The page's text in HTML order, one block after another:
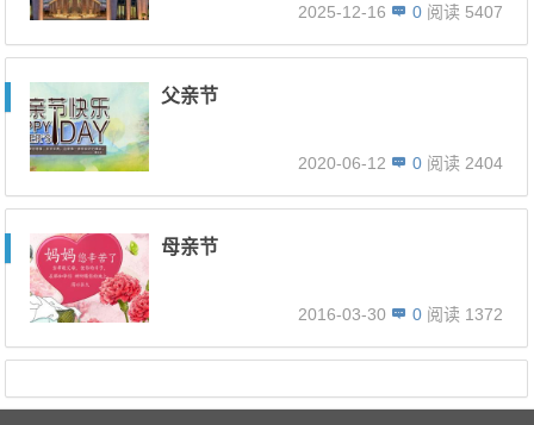
2025-12-16 0 阅读 5407
父亲节
2020-06-12 0 阅读 2404
母亲节
2016-03-30 0 阅读 1372